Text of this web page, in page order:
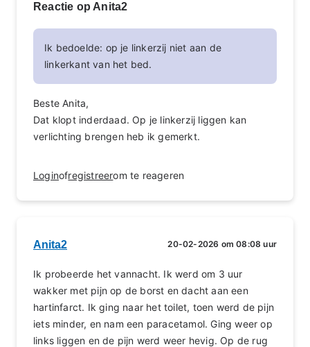
Reactie op Anita2
Ik bedoelde: op je linkerzij niet aan de
linkerkant van het bed.
Beste Anita,
Dat klopt inderdaad. Op je linkerzij liggen kan
verlichting brengen heb ik gemerkt.
Loginofregistreerom te reageren
Anita2 20-02-2026 om 08:08 uur
Ik probeerde het vannacht. Ik werd om 3 uur
wakker met pijn op de borst en dacht aan een
hartinfarct. Ik ging naar het toilet, toen werd de pijn
iets minder, en nam een paracetamol. Ging weer op
links liggen en de pijn werd weer hevig. Op de rug